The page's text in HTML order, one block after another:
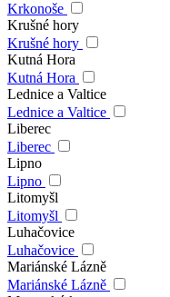
Krkonoše
Krušné hory
Krušné hory
Kutná Hora
Kutná Hora
Lednice a Valtice
Lednice a Valtice
Liberec
Liberec
Lipno
Lipno
Litomyšl
Litomyšl
Luhačovice
Luhačovice
Mariánské Lázně
Mariánské Lázně